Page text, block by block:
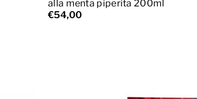
alla menta piperita 200ml
€54,00